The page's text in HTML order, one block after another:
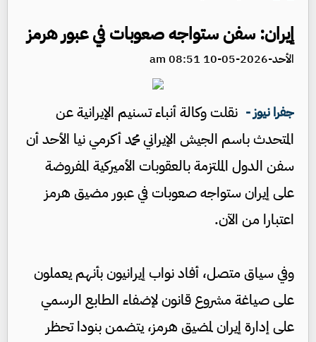
إيران: سفن ستواجه صعوبات في عبور هرمز
الأحد-2026-05-10 08:51 am
جفرا نيوز - نقلت وكالة أنباء تسنيم الإيرانية عن
المتحدث باسم الجيش الإيراني محمد أكرمي نيا الأحد أن
سفن الدول الملتزمة بالعقوبات الأميركية المفروضة
على إيران ستواجه صعوبات في عبور مضيق هرمز
اعتبارا من الآن.
وفي سياق متصل، أفاد نواب إيرانيون بأنهم يعملون
على صياغة مشروع قانون لإضفاء الطابع الرسمي
على إدارة إيران لمضيق هرمز، يتضمن بنودا تحظر